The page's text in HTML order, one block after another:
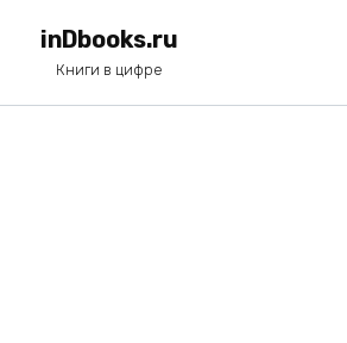
inDbooks.ru
Книги в цифре